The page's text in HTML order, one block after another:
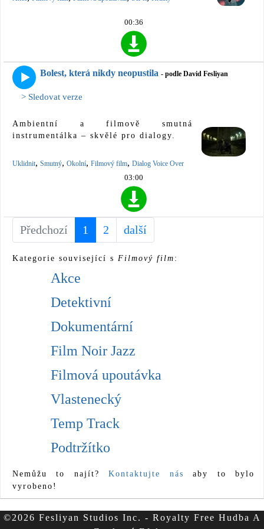
00:36
Bolest, která nikdy neopustila - podle David Fesliyan
> Sledovat verze
Ambientní a filmově smutná
instrumentálka – skvělé pro dialogy.
Uklidnit, Smutný, Okolní, Filmový film, Dialog Voice Over
03:00
Předchozí 1 (current)
2 další
Kategorie související s Filmový film :
Akce
Detektivní
Dokumentární
Film Noir Jazz
Filmová upoutávka
Vlastenecký
Temp Track
Podtržítko
Nemůžu to najít?Kontaktujte nás
aby to bylo
vyrobeno!
©2026 Fesliyan Studios Inc. - Royalty Free Hudba A